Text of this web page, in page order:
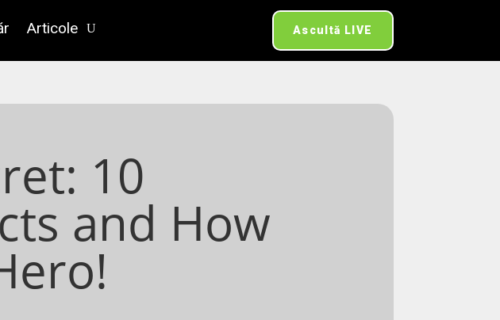
Articole Ascultă LIVE
10
and How